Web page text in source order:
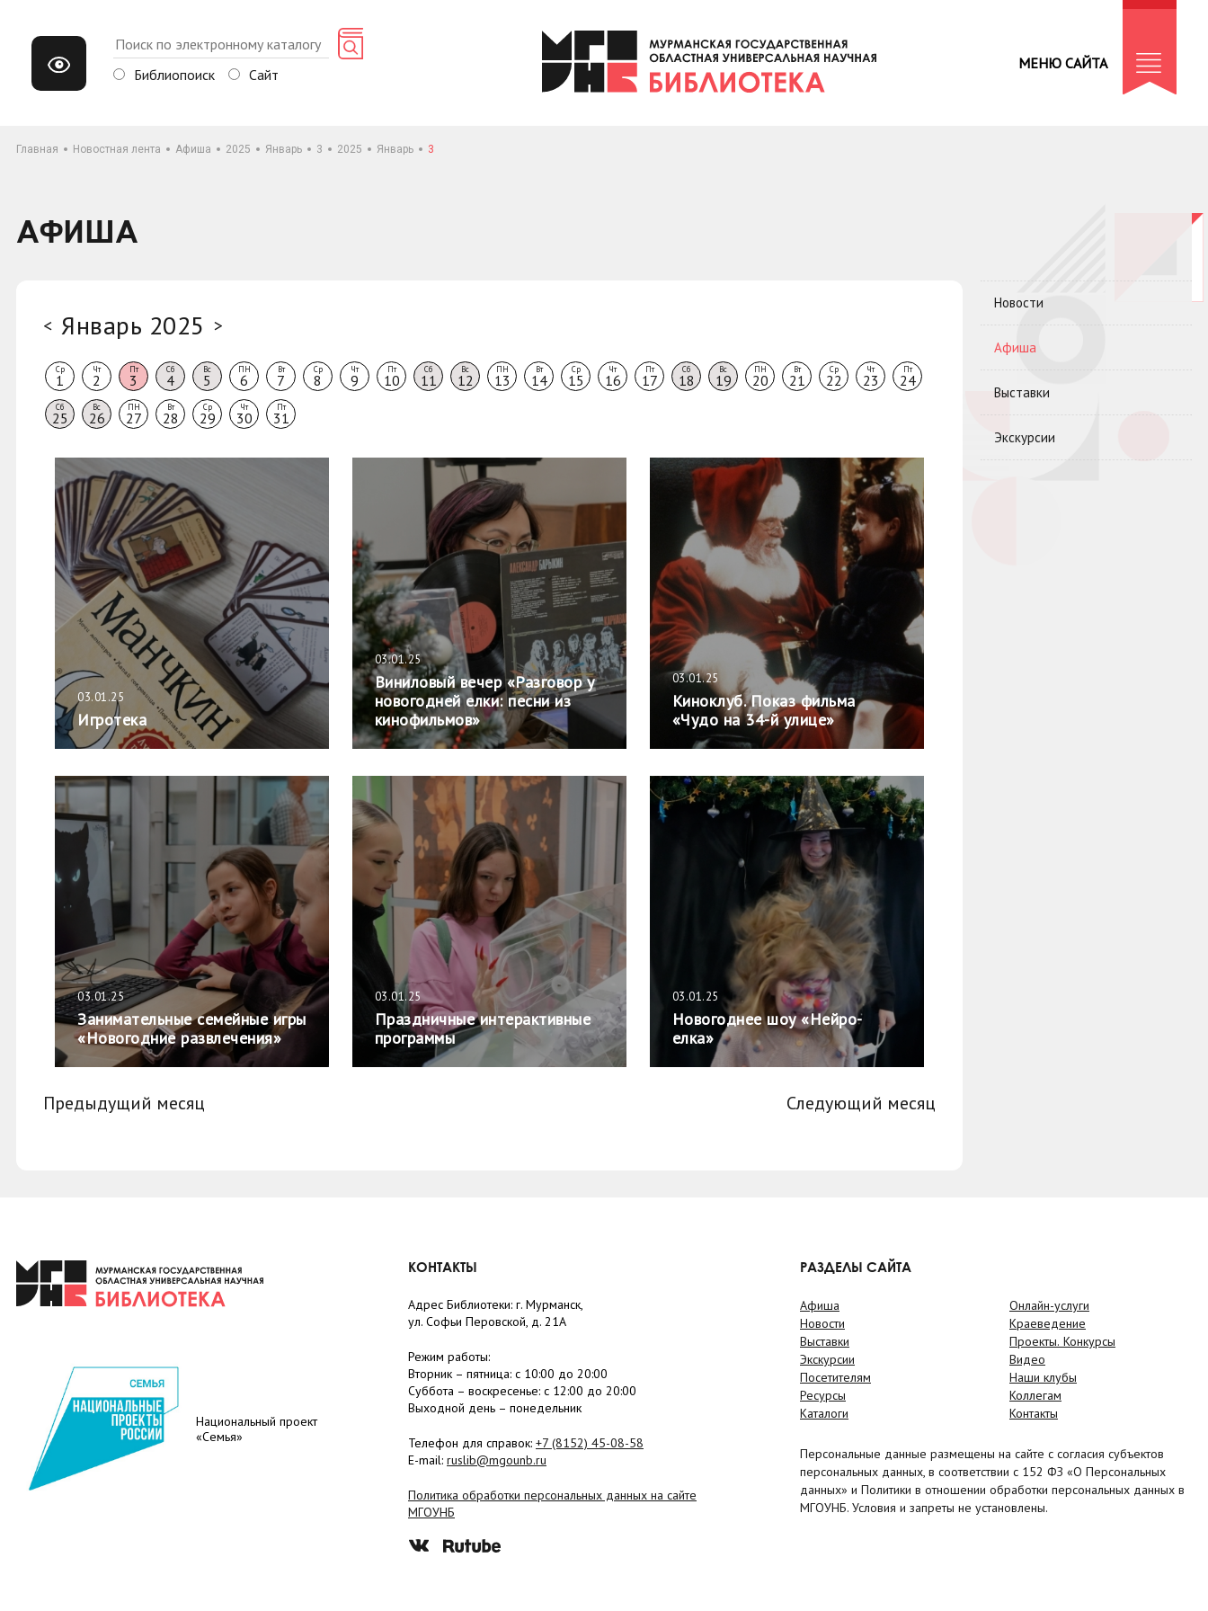
Библиопоиск Сайт
МЕНЮ САЙТА
Главная Новостная лента Афиша 2025 Январь 3 2025 Январь 3
АФИША
< Январь 2025 >
Ср
1
Чт
2
Пт
3
Сб
4
Вс
5
ПН
6
Вт
7
Ср
8
Чт
9
Пт
10
Сб
11
Вс
12
ПН
13
Вт
14
Ср
15
Чт
16
Пт
17
Сб
18
Вс
19
ПН
20
Вт
21
Ср
22
Чт
23
Пт
24
Сб
25
Вс
26
ПН
27
Вт
28
Ср
29
Чт
30
Пт
31
03.01.25
Игротека
03.01.25
Виниловый вечер «Разговор у
новогодней елки: песни из
кинофильмов»
03.01.25
Киноклуб. Показ фильма
«Чудо на 34-й улице»
03.01.25
Занимательные семейные игры
«Новогодние развлечения»
03.01.25
Праздничные интерактивные
программы
03.01.25
Новогоднее шоу «Нейро-
елка»
Предыдущий месяц Следующий месяц
Новости
Афиша
Выставки
Экскурсии
Национальный проект
«Семья»
КОНТАКТЫ
Адрес Библиотеки: г. Мурманск,
ул. Софьи Перовской, д. 21А
Режим работы:
Вторник – пятница: с 10:00 до 20:00
Суббота – воскресенье: c 12:00 до 20:00
Выходной день – понедельник
Телефон для справок: +7 (8152) 45-08-58
E-mail: ruslib@mgounb.ru
Политика обработки персональных данных на сайте
МГОУНБ
РАЗДЕЛЫ САЙТА
Афиша
Новости
Выставки
Экскурсии
Посетителям
Ресурсы
Каталоги
Онлайн-услуги
Краеведение
Проекты. Конкурсы
Видео
Наши клубы
Коллегам
Контакты
Персональные данные размещены на сайте с согласия субъектов
персональных данных, в соответствии с 152 ФЗ «О Персональных
данных» и Политики в отношении обработки персональных данных в
МГОУНБ. Условия и запреты не установлены.